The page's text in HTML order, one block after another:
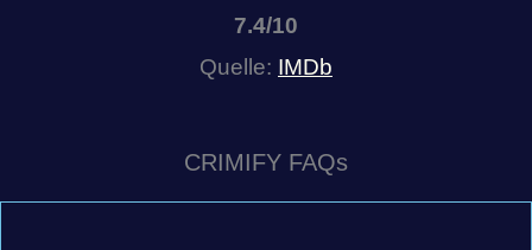
7.4/10
Quelle: IMDb
CRIMIFY FAQs